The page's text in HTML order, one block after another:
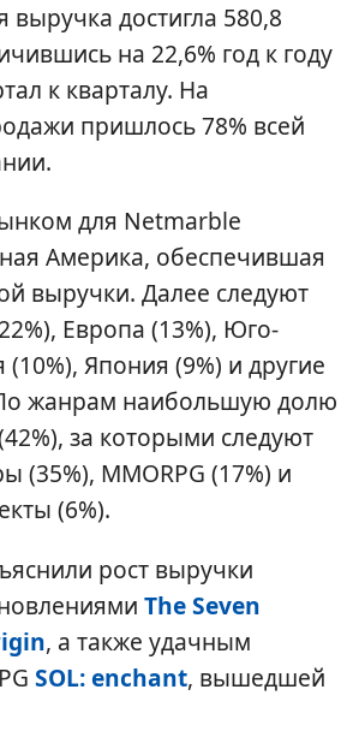
достигла 580,8
на 22,6% год к году
к кварталу. На
пришлось 78% всей
для Netmarble
Америка, обеспечившая
выручки. Далее следуют
Европа (13%), Юго-
(10%), Япония (9%) и другие
жанрам наибольшую долю
за которыми следуют
(35%), MMORPG (17%) и
(6%).
рост выручки
The Seven
, а также удачным
SOL: enchant, вышедшей